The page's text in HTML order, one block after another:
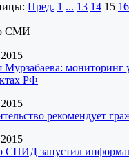
Пред. 1 ... 13 14 15 16
СМИ
Мурзабаева: мониторинг
РФ
рекомендует
СПИД запустил